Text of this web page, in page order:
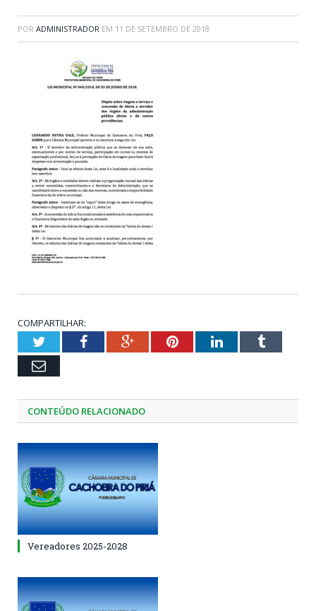
POR ADMINISTRADOR EM 11 DE SETEMBRO DE 2018
COMPARTILHAR:
TwitterFacebookGoogle+PinterestLinkedInTumblr
Email
CONTEÚDO RELACIONADO
Vereadores 2025-2028